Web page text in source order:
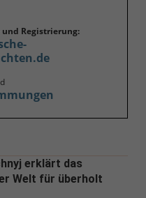
Registrierung:
erklärt das
Welt für überholt